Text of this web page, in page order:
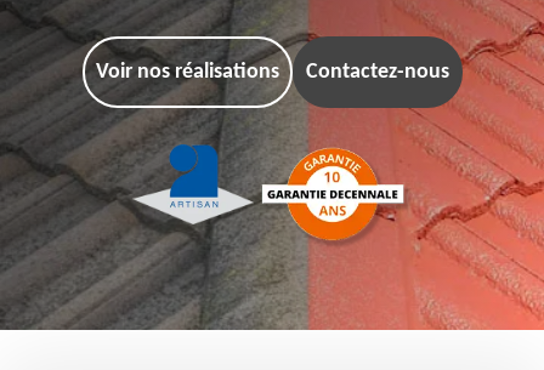
Voir nos réalisations Contactez-nous